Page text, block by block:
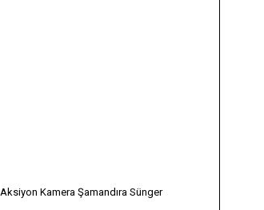
Aksiyon Kamera Şamandıra Sünger